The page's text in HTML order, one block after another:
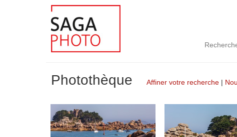
Photothèque Affiner votre recherche |